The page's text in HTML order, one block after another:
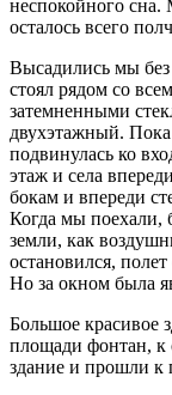
неспокойного сна.
осталось всего
Высадились мы
стоял рядом со
затемненными
двухэтажный. Пока
подвинулась ко
этаж и села
бокам и впереди
Когда мы поехали,
земли, как
остановился,
Но за окном была
Большое красивое
площади фонтан,
здание и прошли к